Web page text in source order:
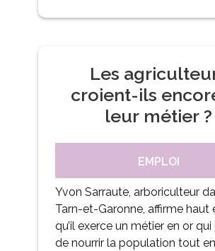
Les
croient-ils
leur métier ?
EMPLOI
Yvon Sarraute, arboriculteur
Tarn-et-Garonne, affirme haut
qu’il exerce un métier en or
de nourrir la population tout